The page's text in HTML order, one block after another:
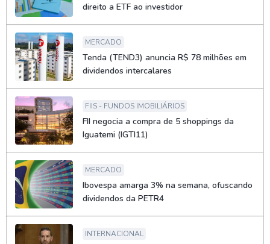
direito a ETF ao investidor
MERCADO
Tenda (TEND3) anuncia R$ 78 milhões em
dividendos intercalares
FIIS - FUNDOS IMOBILIÁRIOS
FII negocia a compra de 5 shoppings da
Iguatemi (IGTI11)
MERCADO
Ibovespa amarga 3% na semana, ofuscando
dividendos da PETR4
INTERNACIONAL